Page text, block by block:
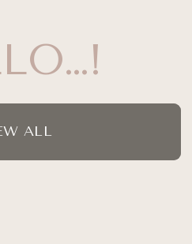
ALL